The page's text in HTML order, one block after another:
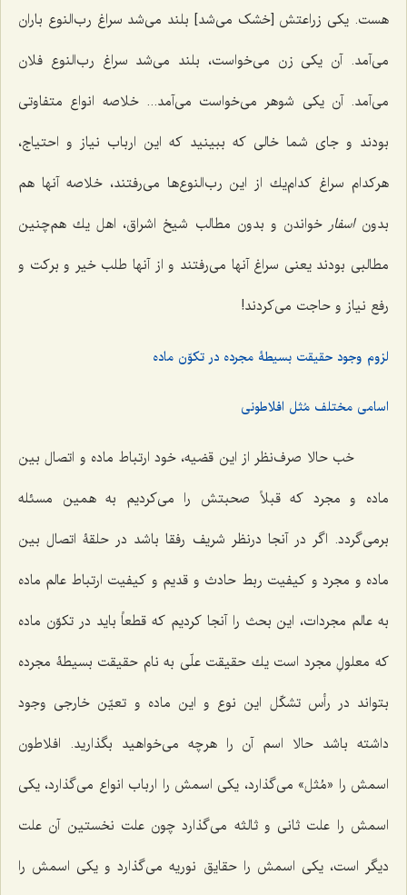
هست. یكى زراعتش [خشک می‌شد] بلند مى‌شد سراغ رب‌النوع باران
مى‌آمد. آن یكى زن مى‌خواست، بلند مى‌شد سراغ رب‌النوع فلان
مى‌آمد. آن یکی شوهر مى‌خواست مى‌آمد... خلاصه انواع متفاوتى
بودند و جاى شما خالى که ببینید كه این ارباب نیاز و احتیاج،
هركدام سراغ كدام‌یك از این رب‌النوع‌ها مى‌رفتند، خلاصه آنها هم
بدوناسفار خواندن و بدون مطالب شیخ اشراق، اهل یك هم‌چنین
مطالبى بودند یعنى سراغ آنها مى‌رفتند و از آنها طلب خیر و بركت و
رفع نیاز و حاجت مى‌كردند!
لزوم وجود حقیقت بسیطۀ مجرده در تکوّن ماده
اسامی مختلف مُثل افلاطونی
خب حالا صرف‌نظر از این قضیه، خود ارتباط ماده و اتصال بین
ماده و مجرد كه قبلاً صحبتش را مى‌كردیم به همین مسئله
برمى‌گردد. اگر در آنجا درنظر شریف رفقا باشد در حلقۀ اتصال بین
ماده و مجرد و كیفیت ربط حادث و قدیم و كیفیت ارتباط عالم ماده
به عالم مجردات، این بحث را آنجا كردیم كه قطعاً باید در تكوّن ماده
كه معلولِ مجرد است یك حقیقت علّى به نام حقیقت بسیطۀ مجرده
بتواند در رأس تشكّل این نوع و این ماده و تعیّن خارجى وجود
داشته باشد حالا اسم آن را هرچه مى‌خواهید بگذارید. افلاطون
اسمش را «مُثل» مى‌گذارد، یكى اسمش را ارباب انواع مى‌گذارد، یكى
اسمش را علت ثانى و ثالثه مى‌گذارد چون علت نخستین آن علت
دیگر است، یكى اسمش را حقایق نوریه مى‌گذارد و یكى اسمش را